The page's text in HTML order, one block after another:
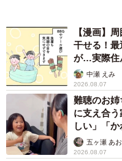
【漫画】
干せる！
が…実際住
中瀬 えみ
2026.08.07
難聴のお
に支え合
しい」「か
五ヶ瀬 あお
2026.08.07